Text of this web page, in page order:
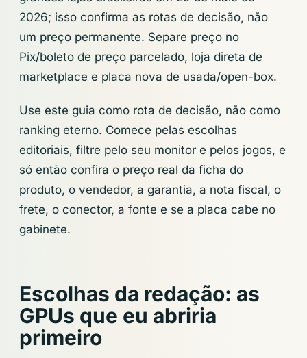
2026; isso confirma as rotas de decisão, não
um preço permanente. Separe preço no
Pix/boleto de preço parcelado, loja direta de
marketplace e placa nova de usada/open-box.
Use este guia como rota de decisão, não como
ranking eterno. Comece pelas escolhas
editoriais, filtre pelo seu monitor e pelos jogos, e
só então confira o preço real da ficha do
produto, o vendedor, a garantia, a nota fiscal, o
frete, o conector, a fonte e se a placa cabe no
gabinete.
Escolhas da redação: as
GPUs que eu abriria
primeiro